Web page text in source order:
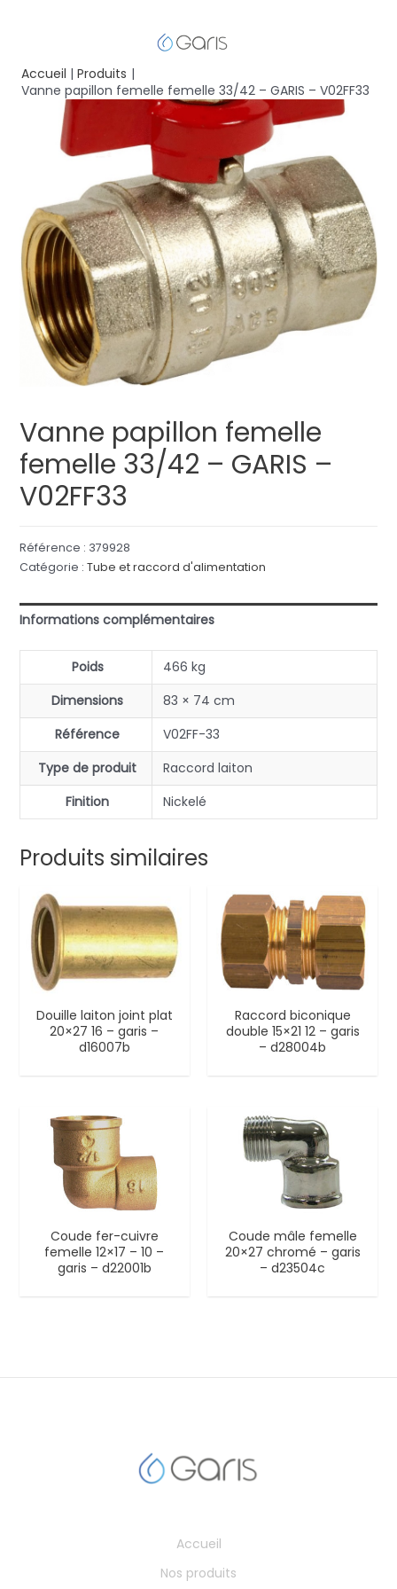
Accueil
Produits
Vanne papillon femelle femelle 33/42 – GARIS – V02FF33
Vanne papillon femelle
femelle 33/42 – GARIS –
V02FF33
Référence : 379928
Catégorie : Tube et raccord d'alimentation
Informations complémentaires
Poids
466 kg
Dimensions
83 × 74 cm
Référence
V02FF-33
Type de produit
Raccord laiton
Finition
Nickelé
Produits similaires
Douille laiton joint plat
20×27 16 – garis –
d16007b
Raccord biconique
double 15×21 12 – garis
– d28004b
Coude fer-cuivre
femelle 12×17 – 10 –
garis – d22001b
Coude mâle femelle
20×27 chromé – garis
– d23504c
Accueil
Nos produits